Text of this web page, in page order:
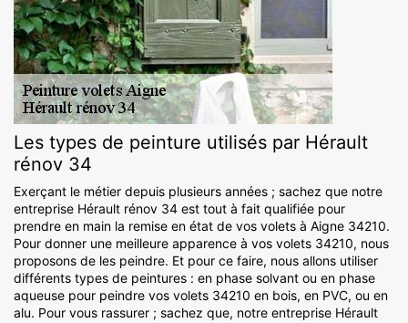
Les types de peinture utilisés par Hérault
rénov 34
Exerçant le métier depuis plusieurs années ; sachez que notre
entreprise Hérault rénov 34 est tout à fait qualifiée pour
prendre en main la remise en état de vos volets à Aigne 34210.
Pour donner une meilleure apparence à vos volets 34210, nous
proposons de les peindre. Et pour ce faire, nous allons utiliser
différents types de peintures : en phase solvant ou en phase
aqueuse pour peindre vos volets 34210 en bois, en PVC, ou en
alu. Pour vous rassurer ; sachez que, notre entreprise Hérault